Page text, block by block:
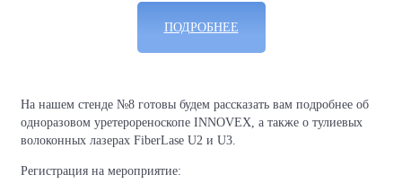
ПОДРОБНЕЕ
На нашем стенде №8 готовы будем рассказать вам подробнее об
одноразовом уретерореноскопе INNOVEX, а также о тулиевых
волоконных лазерах FiberLase U2 и U3.
Регистрация на мероприятие: